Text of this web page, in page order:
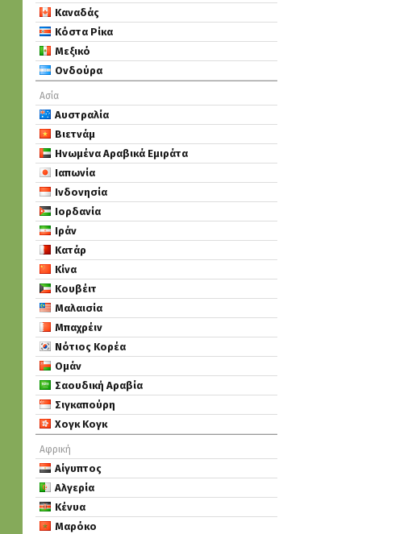
Καναδάς
Κόστα Ρίκα
Μεξικό
Ονδούρα
Ασία
Αυστραλία
Βιετνάμ
Ηνωμένα Αραβικά Εμιράτα
Ιαπωνία
Ινδονησία
Ιορδανία
Ιράν
Κατάρ
Κίνα
Κουβέιτ
Μαλαισία
Μπαχρέιν
Νότιος Κορέα
Ομάν
Σαουδική Αραβία
Σιγκαπούρη
Χογκ Κογκ
Αφρική
Αίγυπτος
Αλγερία
Κένυα
Μαρόκο